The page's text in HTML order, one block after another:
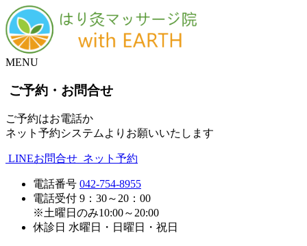
MENU
ご予約・お問合せ
ご予約はお電話か
ネット予約システムよりお願いいたします
LINEお問合せ ネット予約
電話番号 042-754-8955
電話受付 9：30～20：00
※土曜日のみ10:00～20:00
休診日 水曜日・日曜日・祝日